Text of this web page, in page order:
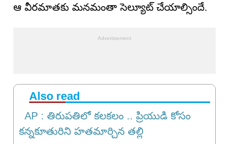
ఆ వీరమాతకు మనమంతా సెల్యూట్ చేయాల్సిందే.
Also read
AP : తిరుపతిలో కలకలం .. ప్రియుడి కోసం
కన్నకూతురిని హతమార్చిన తల్లి